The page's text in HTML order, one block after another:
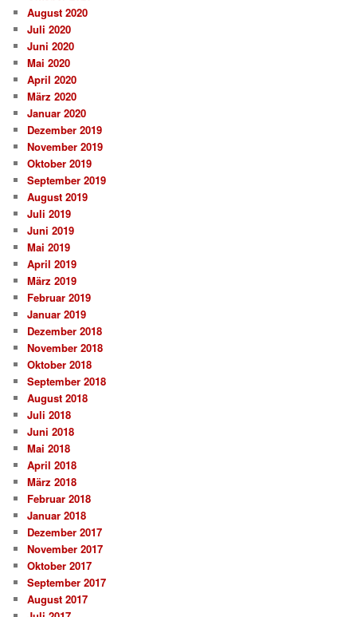
August 2020
Juli 2020
Juni 2020
Mai 2020
April 2020
März 2020
Januar 2020
Dezember 2019
November 2019
Oktober 2019
September 2019
August 2019
Juli 2019
Juni 2019
Mai 2019
April 2019
März 2019
Februar 2019
Januar 2019
Dezember 2018
November 2018
Oktober 2018
September 2018
August 2018
Juli 2018
Juni 2018
Mai 2018
April 2018
März 2018
Februar 2018
Januar 2018
Dezember 2017
November 2017
Oktober 2017
September 2017
August 2017